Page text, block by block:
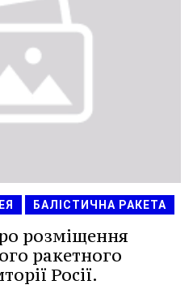
БАЛІСТИЧНА РАКЕТА
розміщення
ракетного
Росії.